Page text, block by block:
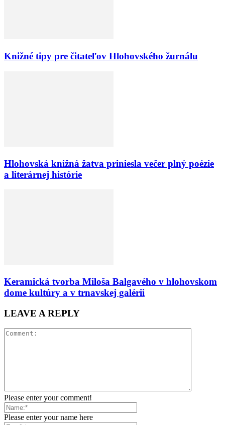
Knižné tipy pre čitateľov Hlohovského žurnálu
Hlohovská knižná žatva priniesla večer plný poézie
a literárnej histórie
Keramická tvorba Miloša Balgavého v hlohovskom
dome kultúry a v trnavskej galérii
LEAVE A REPLY
Please enter your comment!
Please enter your name here